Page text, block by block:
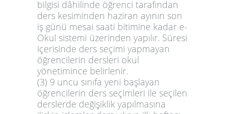
bilgisi dâhilinde öğrenci tarafından
ders kesiminden haziran ayının son
iş günü mesai saati bitimine kadar e-
Okul sistemi üzerinden yapılır. Süresi
içerisinde ders seçimi yapmayan
öğrencilerin dersleri okul
yönetimince belirlenir.
(3) 9 uncu sınıfa yeni başlayan
öğrencilerin ders seçimleri ile seçilen
derslerde değişiklik yapılmasına